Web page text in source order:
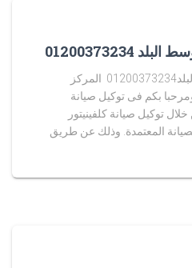
توكيل صيانة كلفينيتور وسط البلد01200373234 المركز
ومرحبا بكم فى توكيل صيانة
توكيل صيانة كلفينيتور
المعتمدة. وذلك عن طريق